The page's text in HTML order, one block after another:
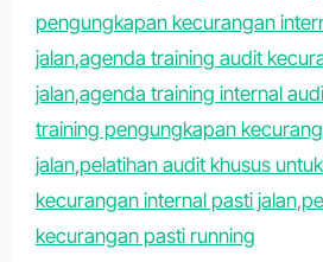
pengungkapan kecurangan
jalan,agenda training audit
jalan,agenda training internal
training pengungkapan
jalan,pelatihan audit khusus
kecurangan internal pasti jalan,
kecurangan pasti running